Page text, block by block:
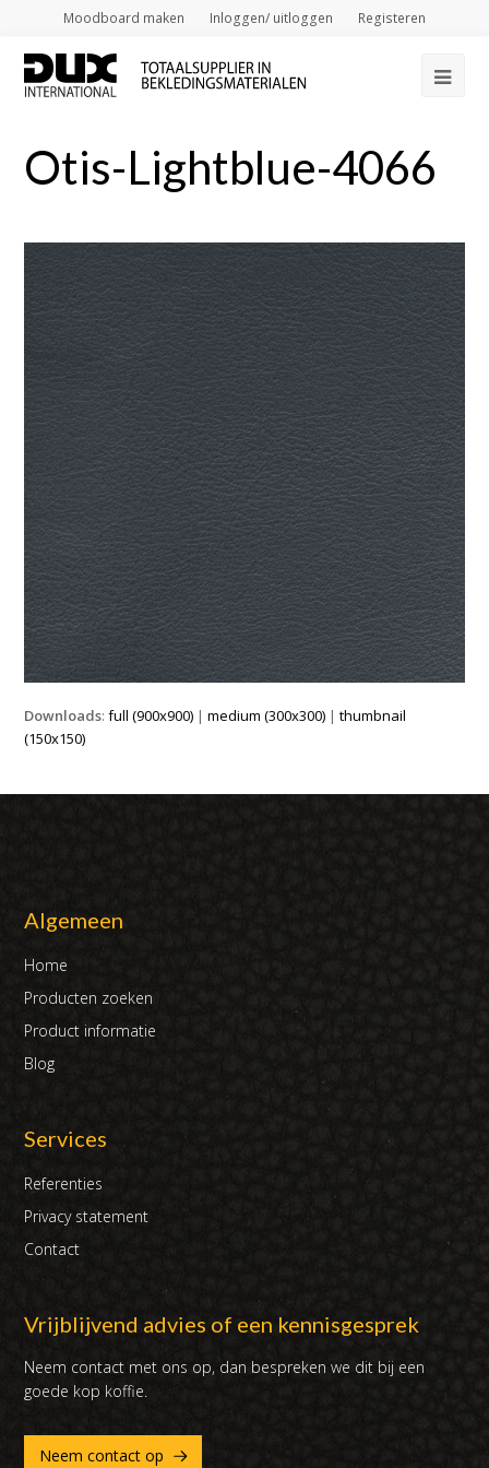
Moodboard maken Inloggen/ uitloggen Registeren
Otis-Lightblue-4066
Downloads:full (900x900) |medium (300x300) |thumbnail
(150x150)
Algemeen
Home
Producten zoeken
Product informatie
Blog
Services
Referenties
Privacy statement
Contact
Vrijblijvend advies of een kennisgesprek
Neem contact met ons op, dan bespreken we dit bij een
goede kop koffie.
Neem contact op